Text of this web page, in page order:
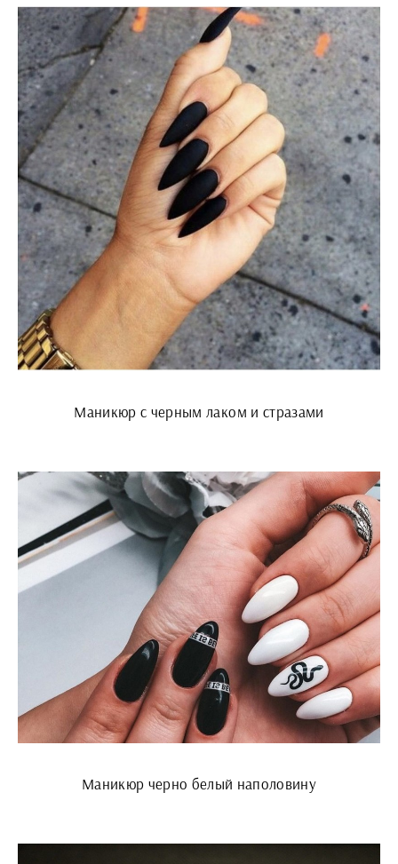
Маникюр с черным лаком и стразами
Маникюр черно белый наполовину